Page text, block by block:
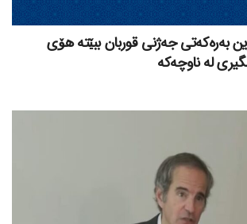
بەرەکەتی جەژنی قوربان ببێتە هۆی
لە ناوچەکە